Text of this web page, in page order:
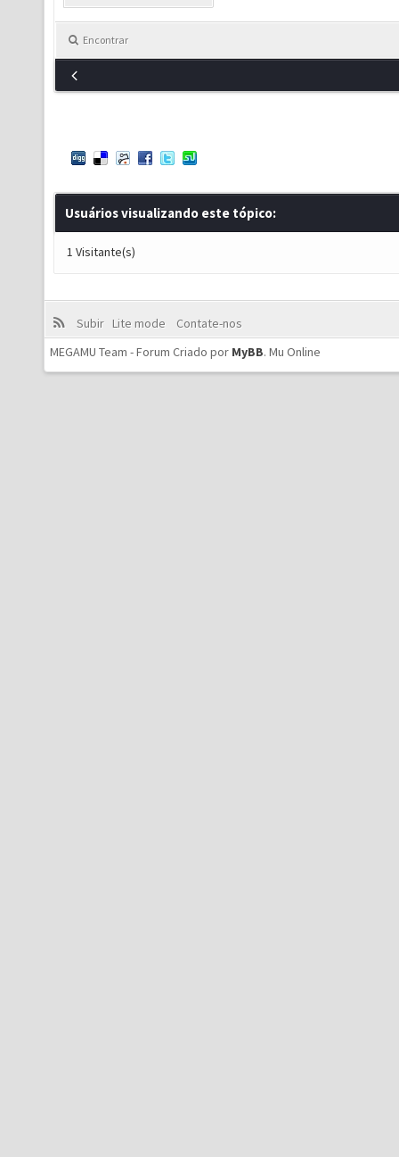
Encontrar
Usuários visualizando este tópico:
1 Visitante(s)
Subir Lite mode
Contate-nos
MEGAMU Team - Forum Criado por MyBB. Mu Online